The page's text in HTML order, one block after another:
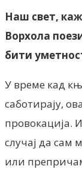
Наш свет,
Ворхола
бити
У време кад
саботирају,
провокација.
случај да сам
или